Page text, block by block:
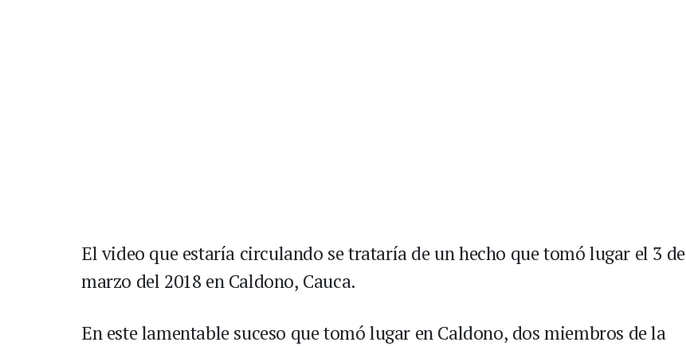
El video que estaría circulando se trataría de un hecho que tomó lugar el 3 de
marzo del 2018 en Caldono, Cauca.
En este lamentable suceso que tomó lugar en Caldono, dos miembros de la